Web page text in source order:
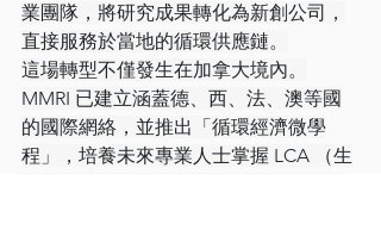
業團隊，將研究成果轉化為新創公司，
直接服務於當地的循環供應鏈。
這場轉型不僅發生在加拿大境內。
MMRI 已建立涵蓋德、西、法、澳等國
的國際網絡，並推出「循環經濟微學
程」，培養未來專業人士掌握 LCA （生